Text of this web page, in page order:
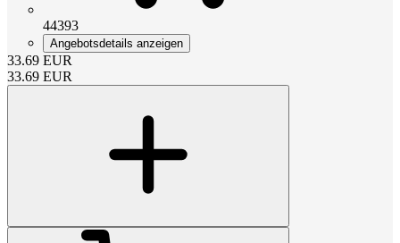
44393
Angebotsdetails anzeigen
33.69 EUR
33.69 EUR